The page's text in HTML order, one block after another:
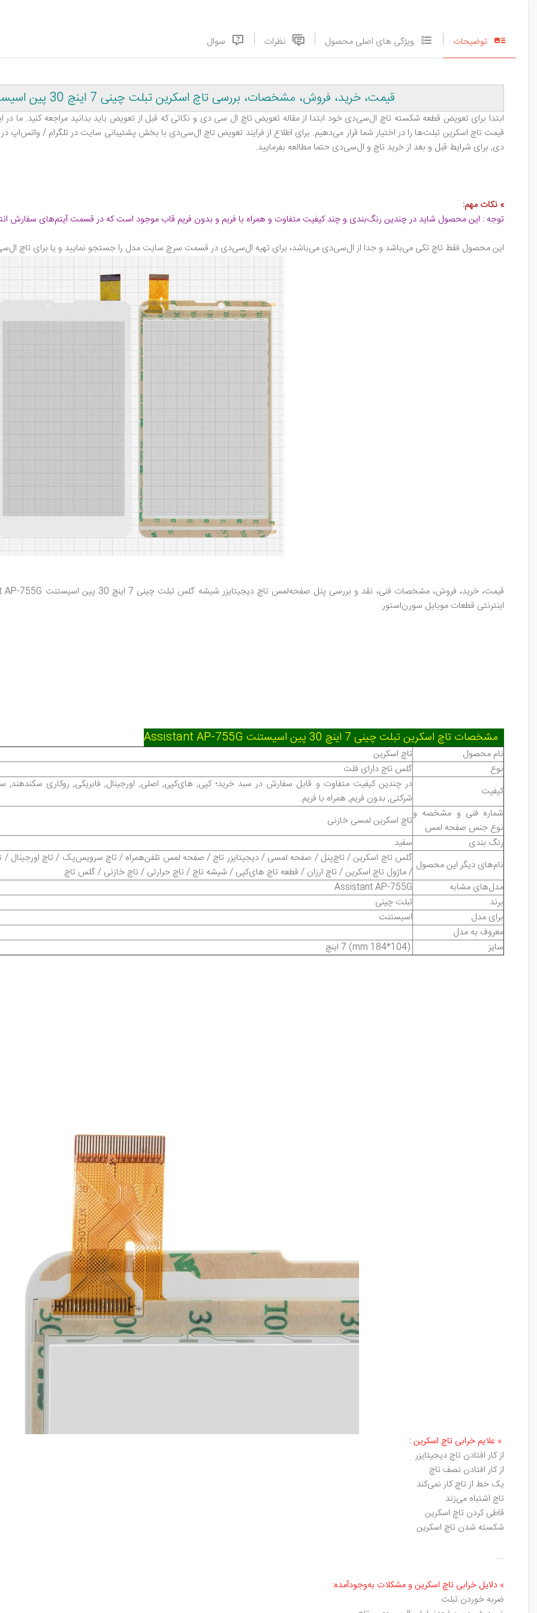
توضیحات ویژگی های اصلی محصول نظرات سوال
قیمت، خرید، فروش، مشخصات، بررسی تاچ اسکرین تبلت چینی 7 اینچ 30 پین اسیستنت Assistant AP-755G
ابتدا برای تعویض قطعه شکسته تاچ ال‌سی‌دی خود ابتدا از مقاله تعویض تاچ ال‌ سی‌ دی و نکاتی که قبل از تعویض باید بدانید مراجعه کنید. ما
قیمت تاچ اسکرین تبلت‌ها را در اختیار شما قرار می‌دهیم. برای اطلاع از فرایند تعویض تاچ ال‌سی‌دی با بخش پشتیبانی سایت در تلگرام / واتس‌اپ
دی, برای شرایط قبل و بعد از خرید تاچ و ال‌سی‌دی حتما مطالعه بفرمایید.
» نکات مهم:
توجه : این محصول شاید در چندین رنگ‌بندی و چند کیفیت متفاوت و همراه با فریم و بدون فریم قاب موجود است که در قسمت آیتم‌های سفارش
این محصول فقط تاچ تکی می‌باشد و جدا از ال‌سی‌دی می‌باشد، برای تهیه ال‌سی‌دی در قسمت سرچ سایت مدل را جستجو نمایید و یا برای تاچ
قیمت، خرید، فروش، مشخصات فنی، نقد و بررسی پنل صفحه‌لمس تاچ دیجیتایزر شیشه گلس تبلت چینی 7 اینچ 30 پین اسیستنت Assistant AP-755G
اینترنتی قطعات ‌موبایل سورن‌استور.
مشخصات تاچ اسکرین تبلت چینی 7 اینچ 30 پین اسیستنت Assistant AP-755G
نام محصول
تاچ اسکرین
نوع
گلس تاچ دارای فلت
کیفیت
در چندین کیفیت متفاوت و قابل سفارش در سبد خرید؛ کپی, های‌کپی, اصلی, اورجینال, فابریکی, روکاری
شرکتی, بدون فریم, همراه با فریم.
شماره فنی و مشخصه و
نوع جنس صفحه لمس
تاچ اسکرین لمسی خازنی
رنگ بندی
سفید
نام‌های دیگر این محصول گلس تاچ اسکرین / تاچ‌پنل / صفحه لمسی / دیجیتایزر تاچ / صفحه لمس تلفن‌همراه / تاچ سرویس‌پک / تاچ اورجینال /
/ ماژول تاچ اسکرین / تاچ ارزان / قطعه تاچ های‌کپی / شیشه تاچ / تاچ حرارتی / تاچ خازنی / گلس تاچ
مدل‌های مشابه
Assistant AP-755G
برند
تبلت چینی
برای مدل
اسیستنت
معروف به مدل
سایز
(104*184 mm) 7 اینچ
» علایم خرابی تاچ اسکرین:
از کار افتادن تاچ دیجیتایزر
از کار افتادن نصف تاچ
یک خط از تاچ کار نمی‌کند
تاچ اشتباه می‌زند
قاطی کردن تاچ اسکرین
شکسته شدن تاچ اسکرین
...
» دلایل خرابی تاچ اسکرین و مشکلات به‌وجود‌آمده:
ضربه خوردن تبلت